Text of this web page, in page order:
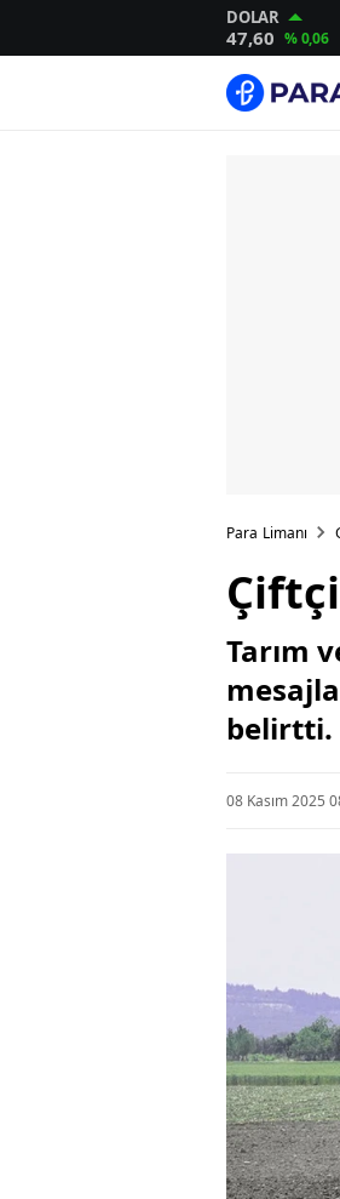
DOLAR
47,60 % 0,06
Para Limanı
Tarım
belirtti.
08 Kasım 2025